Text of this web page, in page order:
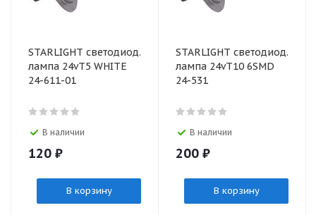
STARLIGHT светодиод.
лампа 24vT5 WHITE
24-611-01
В наличии
120 ₽
В корзину
STARLIGHT светодиод.
лампа 24vT10 6SMD
24-531
В наличии
200 ₽
В корзину